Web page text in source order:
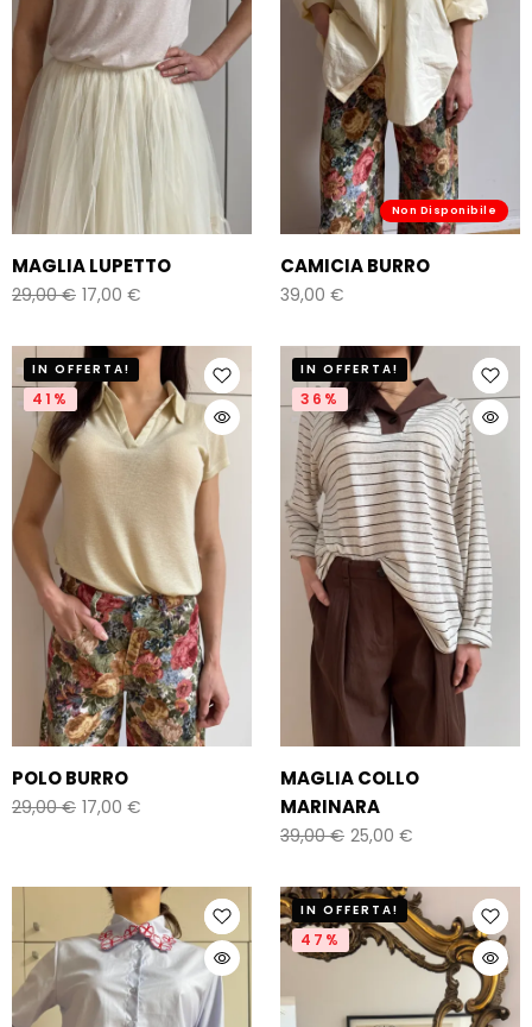
MAGLIA LUPETTO
29,00€ 17,00 €
Non Disponibile
CAMICIA BURRO
39,00 €
IN OFFERTA!
41%
POLO BURRO
29,00€ 17,00 €
IN OFFERTA!
36%
MAGLIA COLLO
MARINARA
39,00€ 25,00 €
IN OFFERTA!
47%